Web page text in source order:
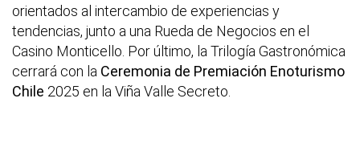
orientados al intercambio de experiencias y
tendencias, junto a una Rueda de Negocios en el
Casino Monticello. Por último, la Trilogía Gastronómica
cerrará con la Ceremonia de Premiación Enoturismo
Chile 2025 en la Viña Valle Secreto.